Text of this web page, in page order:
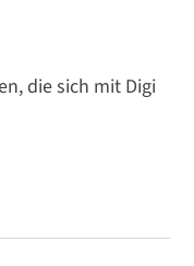
die sich mit Digi